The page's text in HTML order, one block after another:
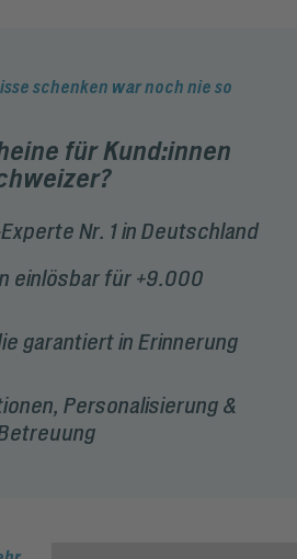
schenken war noch nie so
für Kund:innen
Nr. 1 in Deutschland
einlösbar für +9.000
garantiert in Erinnerung
Personalisierung &